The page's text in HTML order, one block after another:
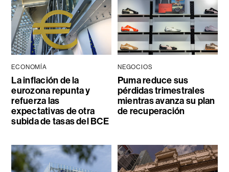
ECONOMÍA
La inflación de la
eurozona repunta y
refuerza las
expectativas de otra
subida de tasas del BCE
NEGOCIOS
Puma reduce sus
pérdidas trimestrales
mientras avanza su plan
de recuperación